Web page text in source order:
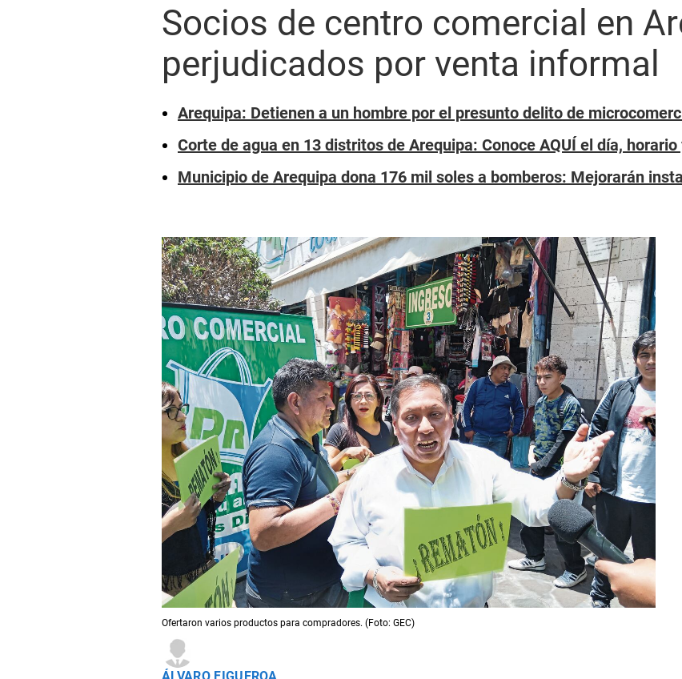
Socios de centro comercial en
perjudicados por venta informal
Arequipa: Detienen a un hombre por el presunto delito de
Corte de agua en 13 distritos de Arequipa: Conoce AQUÍ el día,
Municipio de Arequipa dona 176 mil soles a bomberos: Mejorarán
Ofertaron varios productos para compradores. (Foto: GEC)